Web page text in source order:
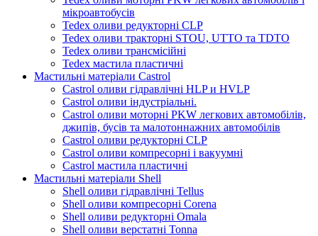
мікроавтобусів
Tedex оливи редукторні CLP
Tedex оливи тракторні STOU, UTTO та TDTO
Tedex оливи трансмісійні
Tedex мастила пластичні
Мастильні матеріали Castrol
Castrol оливи гідравлічні HLP и HVLP
Castrol оливи індустріальні.
Castrol оливи моторні PKW легкових автомобілів,
джипів, бусів та малотоннажних автомобілів
Castrol оливи редукторні CLP
Castrol оливи компресорні і вакуумні
Castrol мастила пластичні
Мастильні матеріали Shell
Shell оливи гідравлічні Tellus
Shell оливи компресорні Corena
Shell оливи редукторні Omala
Shell оливи верстатні Tonna